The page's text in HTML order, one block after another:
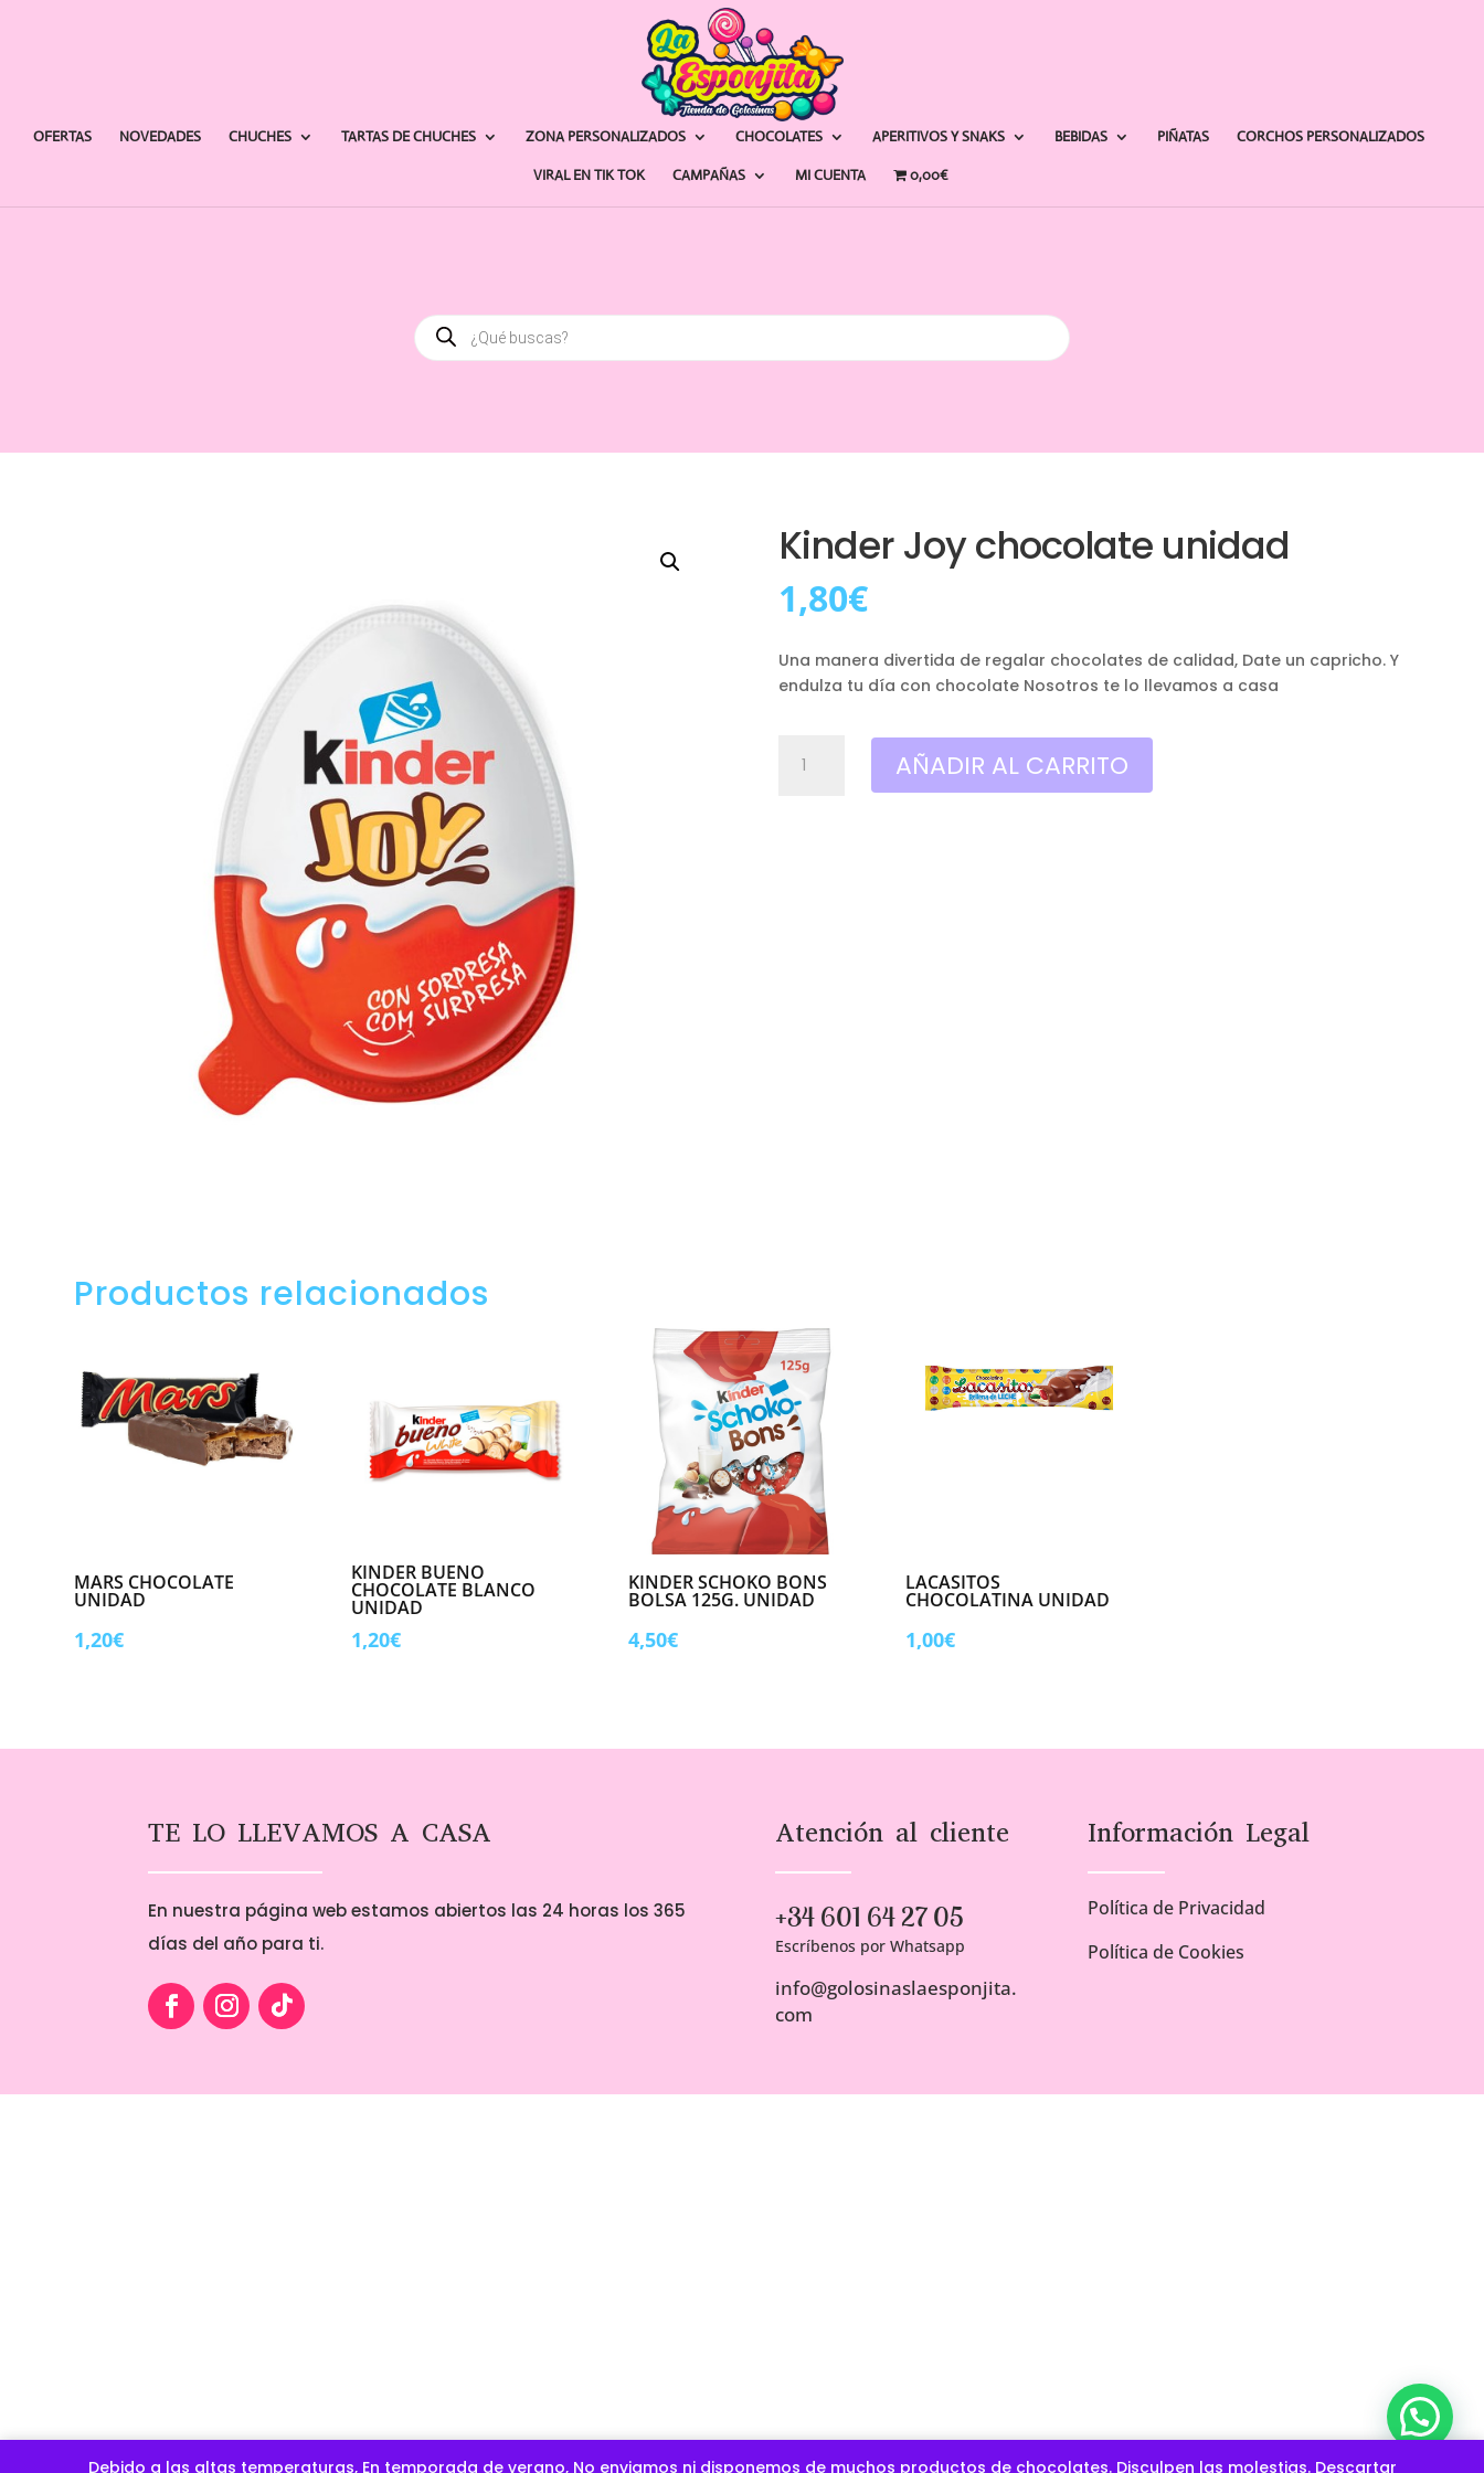
Debido a las altas temperaturas, En temporada de verano, No enviamos ni disponemos de muchos productos de chocolates. Disculpen las molestias. Descartar
OFERTAS NOVEDADES CHUCHES TARTAS DE CHUCHES ZONA PERSONALIZADOS CHOCOLATES APERITIVOS Y SNAKS BEBIDAS PIÑATAS CORCHOS PERSONALIZADOS
VIRAL EN TIK TOK CAMPAÑAS MI CUENTA 0,00€
Búsqueda
de
productos
Kinder Joy chocolate unidad
1,80€
Una manera divertida de regalar chocolates de calidad, Date un capricho. Y
endulza tu día con chocolate Nosotros te lo llevamos a casa
AÑADIR AL CARRITO
Productos relacionados
MARS CHOCOLATE
UNIDAD
1,20€
KINDER BUENO
CHOCOLATE BLANCO
UNIDAD
1,20€
KINDER SCHOKO BONS
BOLSA 125G. UNIDAD
4,50€
LACASITOS
CHOCOLATINA UNIDAD
1,00€
TE LO LLEVAMOS A CASA
En nuestra página web estamos abiertos las 24 horas los 365
días del año para ti.
Atención al cliente
+34 601 64 27 05
Escríbenos por Whatsapp
info@golosinaslaesponjita.
com
Información Legal
Política de Privacidad
Política de Cookies
COPYRIGHT OFICIAL © GOLOSINAS LA ESPONJITA |CREADO POR DIGITAL360